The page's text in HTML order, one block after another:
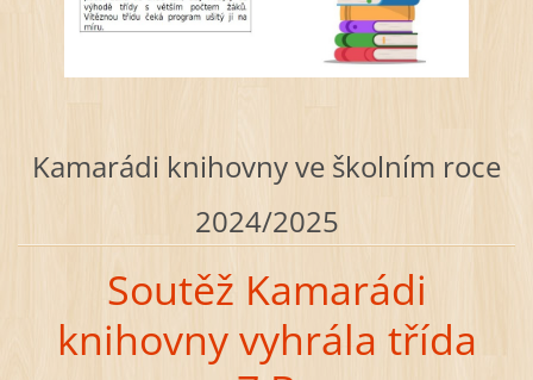
Kamarádi knihovny ve školním roce
2024/2025
Soutěž Kamarádi
knihovny vyhrála třída